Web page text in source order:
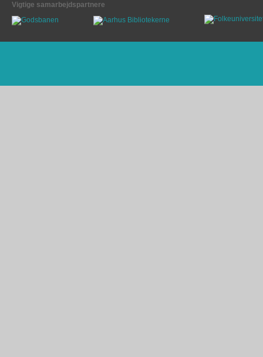
Vigtige samarbejdspartnere